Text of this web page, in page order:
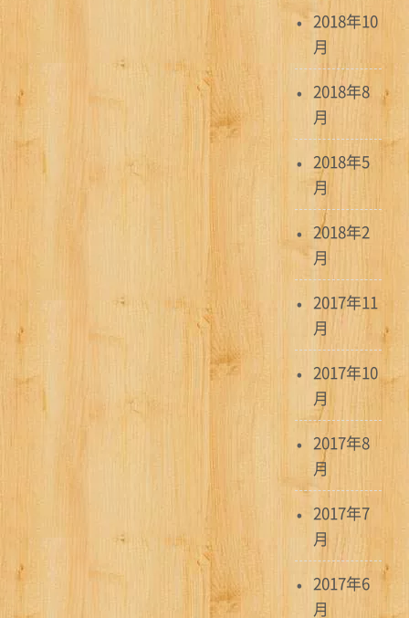
2018年10
月
2018年8
月
2018年5
月
2018年2
月
2017年11
月
2017年10
月
2017年8
月
2017年7
月
2017年6
月